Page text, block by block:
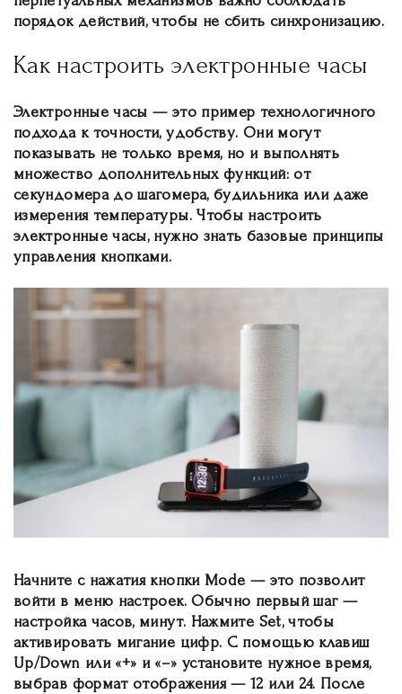
порядок действий, чтобы не сбить синхронизацию.
Как настроить электронные часы
Электронные часы — это пример технологичного
подхода к точности, удобству. Они могут
показывать не только время, но и выполнять
множество дополнительных функций: от
секундомера до шагомера, будильника или даже
измерения температуры. Чтобы настроить
электронные часы, нужно знать базовые принципы
управления кнопками.
Начните с нажатия кнопки Mode — это позволит
войти в меню настроек. Обычно первый шаг —
настройка часов, минут. Нажмите Set, чтобы
активировать мигание цифр. С помощью клавиш
Up/Down или «+» и «–» установите нужное время,
выбрав формат отображения — 12 или 24. После